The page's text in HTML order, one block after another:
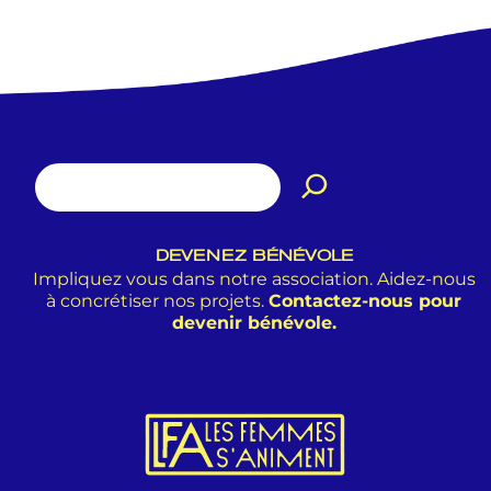
DEVENEZ BÉNÉVOLE
Impliquez vous dans notre association. Aidez-nous
à concrétiser nos projets. Contactez-nous pour
devenir bénévole.